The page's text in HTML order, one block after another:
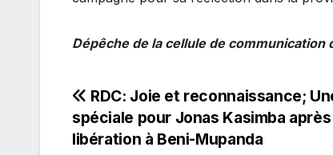
Dépêche de la cellule de
Navigation
de
RDC: Joie et reconnaissance;
spéciale pour Jonas Kasimba
libération à Beni-Mupanda